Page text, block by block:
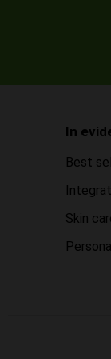
In
Best
Skin